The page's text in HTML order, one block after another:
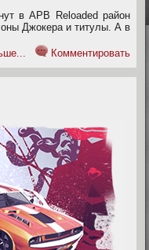
в APB Reloaded район
Джокера и титулы. А в
Комментировать